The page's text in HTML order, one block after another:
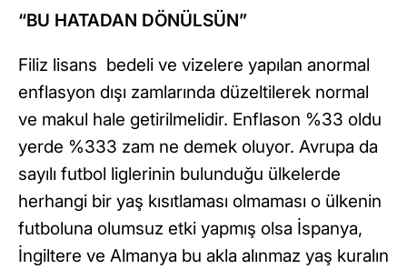
“BU HATADAN DÖNÜLSÜN”
Filiz lisans bedeli ve vizelere yapılan anormal
enflasyon dışı zamlarında düzeltilerek normal
ve makul hale getirilmelidir. Enflason %33 oldu
yerde %333 zam ne demek oluyor. Avrupa da
sayılı futbol liglerinin bulunduğu ülkelerde
herhangi bir yaş kısıtlaması olmaması o ülkenin
futboluna olumsuz etki yapmış olsa İspanya,
İngiltere ve Almanya bu akla alınmaz yaş kuralın